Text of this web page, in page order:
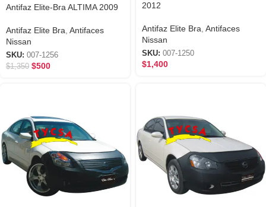
Antifaz Elite-Bra ALTIMA 2009
Antifaz Elite Bra Antifaces
Nissan
SKU: 007-1256
$1,350 $500
2012
Antifaz Elite Bra Antifaces
Nissan
SKU: 007-1250
$1,400